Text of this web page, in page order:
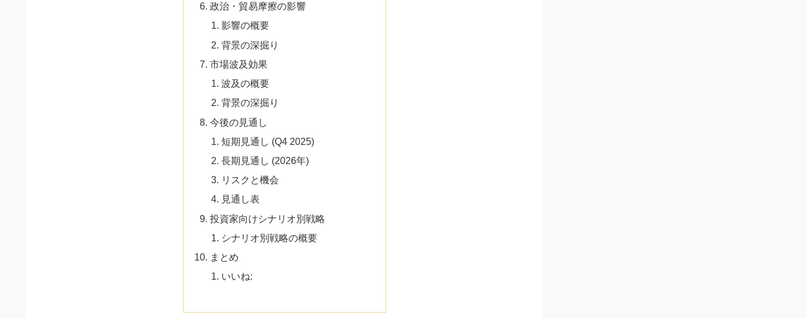
政治・貿易摩擦の影響
影響の概要
背景の深掘り
市場波及効果
波及の概要
背景の深掘り
今後の見通し
短期見通し (Q4 2025)
長期見通し (2026年)
リスクと機会
見通し表
投資家向けシナリオ別戦略
シナリオ別戦略の概要
まとめ
いいね: